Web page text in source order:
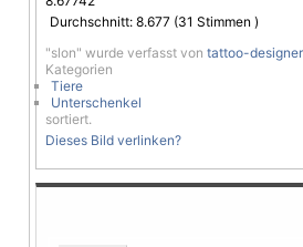
Durchschnitt: 8.677 (31 Stimmen )
"slon" wurde verfasst von tattoo-designer
Kategorien
Tiere
Unterschenkel
sortiert.
Dieses Bild verlinken?